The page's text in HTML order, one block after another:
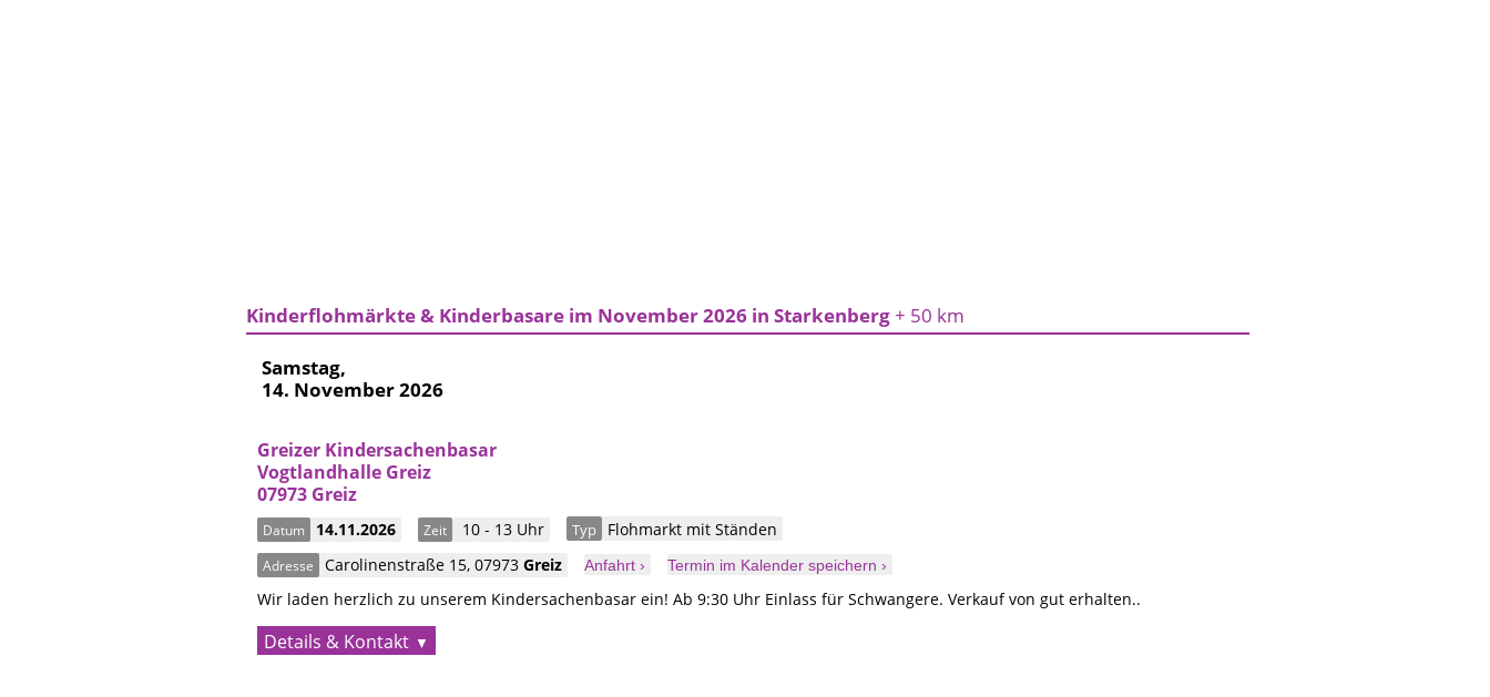
Kinderflohmärkte & Kinderbasare im November 2026 in Starkenberg+ 50 km
Samstag,
14. November 2026
Greizer Kindersachenbasar
Vogtlandhalle Greiz
07973 Greiz
Datum 14.11.2026 Zeit 10 - 13 Uhr Typ Flohmarkt mit Ständen
Adresse Carolinenstraße 15, 07973 Greiz Anfahrt › Termin im Kalender speichern ›
Wir laden herzlich zu unserem Kindersachenbasar ein! Ab 9:30 Uhr Einlass für Schwangere. Verkauf von gut erhalten..
Details & Kontakt